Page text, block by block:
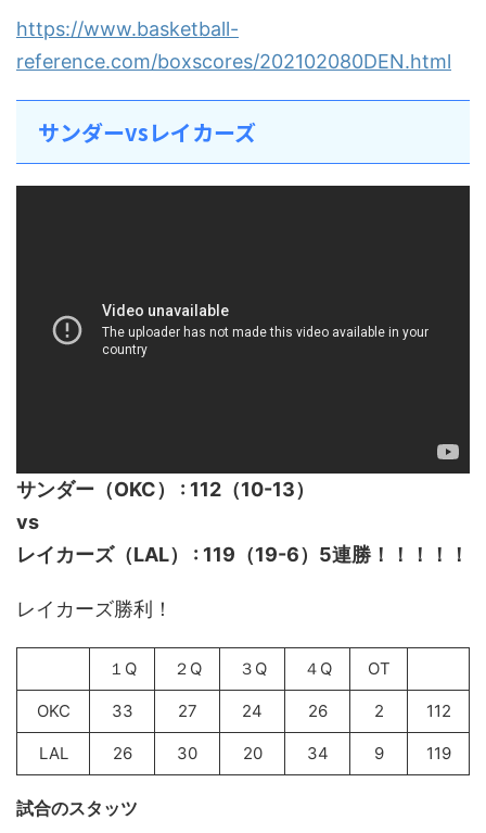
https://www.basketball-
reference.com/boxscores/202102080DEN.html
サンダーvsレイカーズ
サンダー（OKC） : 112（10-13）
vs
レイカーズ（LAL） : 119（19-6）5連勝！！！！！
レイカーズ勝利！
１Q ２Q ３Q ４Q OT
OKC 33 27 24 26 2 112
LAL 26 30 20 34 9 119
試合のスタッツ